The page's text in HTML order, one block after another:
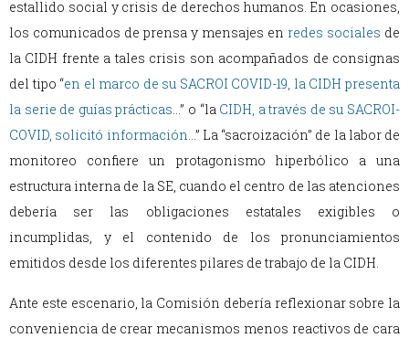
estallido social y crisis de derechos humanos. En ocasiones,
los comunicados de prensa y mensajes en redes sociales de
la CIDH frente a tales crisis son acompañados de consignas
del tipo “en el marco de su SACROI COVID-19, la CIDH presenta
la serie de guías prácticas…” o “la CIDH, a través de su SACROI-
COVID, solicitó información…” La “sacroización” de la labor de
monitoreo confiere un protagonismo hiperbólico a una
estructura interna de la SE, cuando el centro de las atenciones
debería ser las obligaciones estatales exigibles o
incumplidas, y el contenido de los pronunciamientos
emitidos desde los diferentes pilares de trabajo de la CIDH.
Ante este escenario, la Comisión debería reflexionar sobre la
conveniencia de crear mecanismos menos reactivos de cara